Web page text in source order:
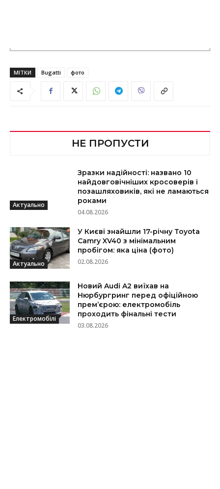
МІТКИ Bugatti фото
НЕ ПРОПУСТИ
Актуально
Зразки надійності: названо 10
найдовговічніших кросоверів і
позашляховиків, які не ламаються
роками
04.08.2026
Актуально
У Києві знайшли 17-річну Toyota
Camry XV40 з мінімальним
пробігом: яка ціна (фото)
02.08.2026
Електромобілі
Новий Audi A2 виїхав на
Нюрбургринг перед офіційною
прем’єрою: електромобіль
проходить фінальні тести
03.08.2026